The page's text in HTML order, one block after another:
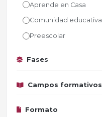
Aprende en Casa
Comunidad educativa
Preescolar
Fases
Campos formativos
Formato